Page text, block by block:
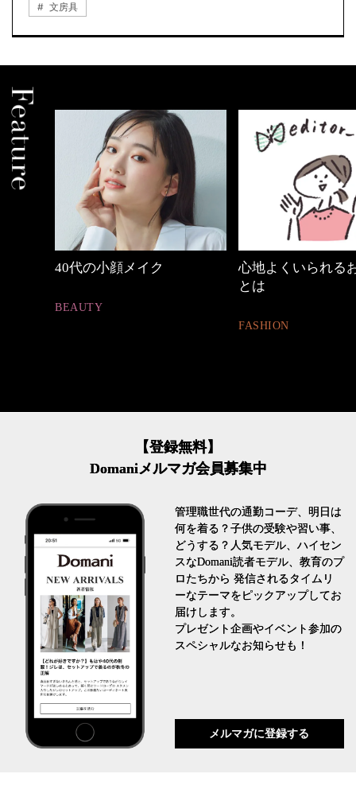
文房具
心地よくいられるおしゃれ
優木まおみさん「
割。」
LIFESTYLE
【登録無料】
Domaniメルマガ会員募集中
管理職世代の通勤コーデ、明日は
何を着る？子供の受験や習い事、
どうする？人気モデル、ハイセン
スなDomani読者モデル、教育のプ
ロたちから 発信されるタイムリ
ーなテーマをピックアップしてお
届けします。
プレゼント企画やイベント参加の
スペシャルなお知らせも！
メルマガに登録する